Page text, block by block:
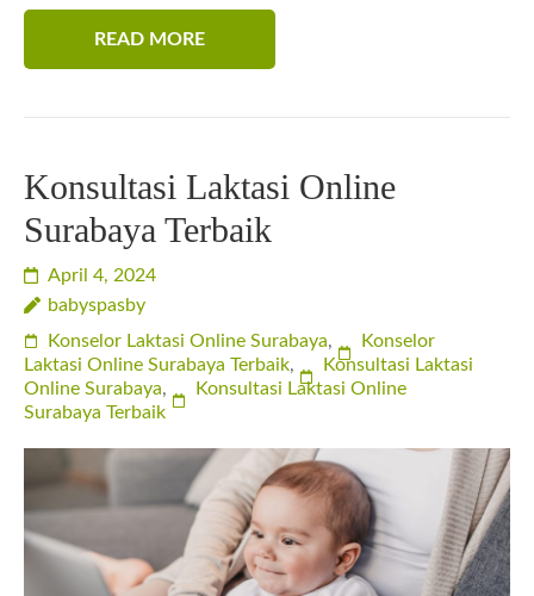
READ MORE
Konsultasi Laktasi Online
Surabaya Terbaik
April 4, 2024
babyspasby
Konselor Laktasi Online Surabaya,
Konselor
Laktasi Online Surabaya Terbaik,
Konsultasi Laktasi
Online Surabaya,
Konsultasi Laktasi Online
Surabaya Terbaik